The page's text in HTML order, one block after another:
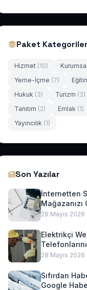
Paket
Hizmet (10) Kurumsal
Yeme-İçme (7)
Hukuk (3) Turizm (3)
Tanıtım (2) Emlak (1)
Yayıncılık (1)
Son Yazılar
İnternetten
Mağazanızı
29 Mayıs 2026
Elektrikçi
28 Mayıs 2026
Sıfırdan
Google